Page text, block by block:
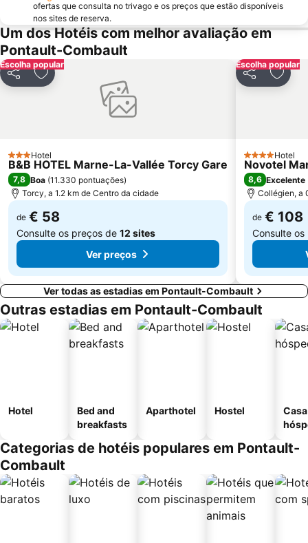
Les Halles
Nation Metro Station
Galerias Lafayette Paris Haussmann
Jardim de Luxemburgo
St-Germain-des-Prés
16th district Passy
Châtelet Metro Station
Gare de Lyon Metro Station
Montparnasse Train station
ofertas que consulta no trivago e os preços que estão disponíveis
nos sites de reserva.
Um dos Hotéis com melhor avaliação em
Pontault-Combault
Escolha popular
PartilharAdicionar aos favoritos
3 Estrelas
Hotel
B&B HOTEL Marne-La-Vallée Torcy Gare
7,8 Boa (11.330 pontuações)
Torcy, a 1.2 km de Centro da cidade
de € 58
Consulte os preços de 12 sites
Ver preços
Escolha popular
Partilhar
4 Estrelas
Hotel
Novotel
8,6 Excelente
Collégien, a
de € 108
Consulte
Ver todas as estadias em Pontault-Combault
Outras estadias em Pontault-Combault
Hotel
Bed and
breakfasts
Aparthotel Hostel
Categorias de hotéis populares em Pontault-
Combault